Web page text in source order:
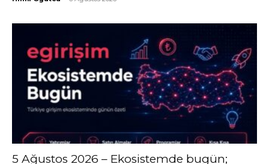
5 Ağustos 2026 – Ekosistemde bugün;